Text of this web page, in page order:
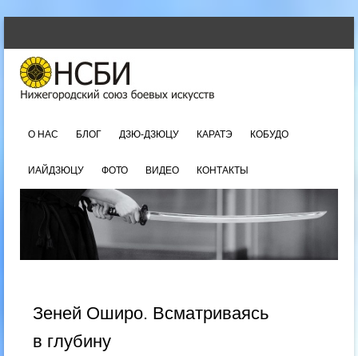
О НАС
БЛОГ ДЗЮ-ДЗЮЦУ КАРАТЭ КОБУДО
ИАЙДЗЮЦУ ФОТО ВИДЕО КОНТАКТЫ
Зеней Оширо. Всматриваясь
в глубину